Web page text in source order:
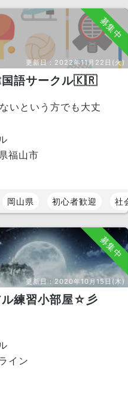
募集中
更新日： 2022年11月22日(火)
国語サークル🇰🇷
いという方でも大丈
福山市
岡山県 初心者歓迎 社
募集中
更新日： 2020年10月15日(木)
ル練習小部屋☆彡
イン